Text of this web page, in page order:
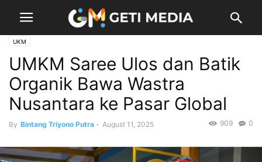
UKM
UMKM Saree Ulos dan Batik
Organik Bawa Wastra
Nusantara ke Pasar Global
By Bintang Triyono Putra - August 11, 2025 0
909